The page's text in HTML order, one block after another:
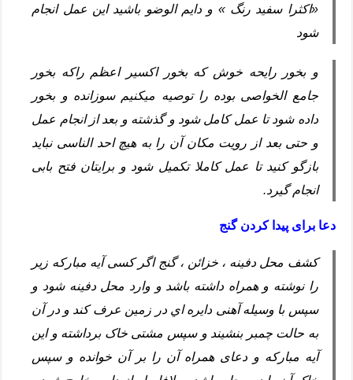
«اکثرا سفید رنگ » و دایم الوضو باشید این عمل انجام
شود
و بخور رایحه خوش که بخور اکسیر اعظم راکه بخور
جامع الخواصی بوده را توصیه میکنیم سوزانده و بخور
داده شود تا عمل کامل شود و گذشته و بعد از انجام عمل
و حتی بعد از رویت مکان آن را به هیچ احد الناسی نباید
بازگو کنید تا عمل کاملا تکمیل شود و برایتان فتح بابی
انجام گیرد.
دعا برای پیدا کردن گنج
کشف محل دفینه ، خزائن ، گنج اگر کسی آیه مبارکه زیر
را نوشته و همراه داشته باشد و وارد محل دفینه شود و
سپس با وسیله آهنی دایره اي در زمین عرف کند و در آن
به حالت چمبر بنشیند و سپس مشتی خاک برداشته و این
آیه مبارکه و دعای همراه آن را بر آن خوانده و سپس